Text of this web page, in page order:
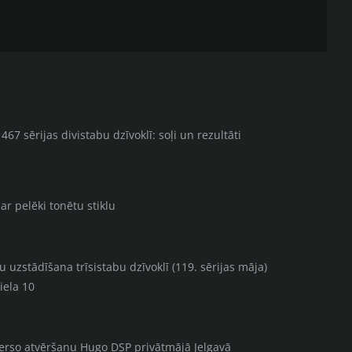
sērijas divistabu dzīvoklī: soļi un rezultāti
pelēki tonētu stiklu
uzstādīšana trīsistabu dzīvoklī (119. sērijas māja)
10
atvēršanu Hugo DSP privātmājā Jelgavā